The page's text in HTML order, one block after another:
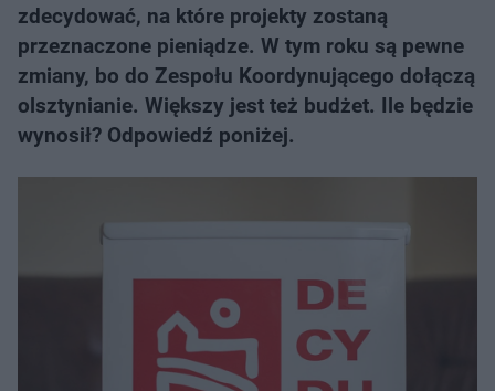
zdecydować, na które projekty zostaną
przeznaczone pieniądze. W tym roku są pewne
zmiany, bo do Zespołu Koordynującego dołączą
olsztynianie. Większy jest też budżet. Ile będzie
wynosił? Odpowiedź poniżej.